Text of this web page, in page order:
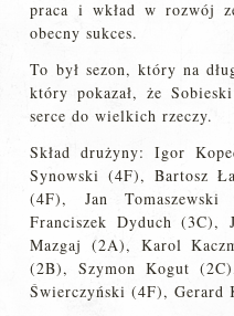
praca i wkład w rozwój
obecny sukces.
To był sezon, który na
który pokazał, że
serce do wielkich rzeczy.
Skład drużyny: Igor
Synowski (4F), Bartosz
(4F), Jan
Franciszek Dyduch (3C),
Mazgaj (2A), Karol
(2B), Szymon Kogut
Świerczyński (4F), Gerard